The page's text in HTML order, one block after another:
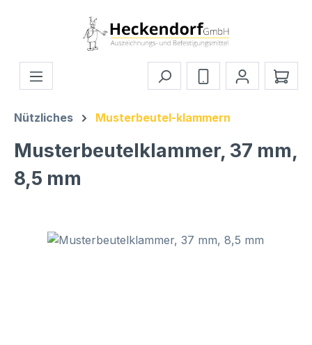
Zum Hauptinhalt springen
Nützliches Musterbeutel-klammern
Musterbeutelklammer, 37 mm,
8,5 mm
Bildergalerie überspringen